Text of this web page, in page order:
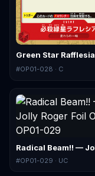
Green Star Rafflesia
#OP01-028 · C
#OP01-029 · UC